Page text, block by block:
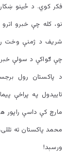
فکر کوي. د ځینو
نو، کله چې خبرو
شریف د ژمنې وخت
چې ګواکې د سولې
د پاکستان رول
تاییدول په پراخې
مارچ کې داسې راپور
محمد پاکستان ته
ورسېد!